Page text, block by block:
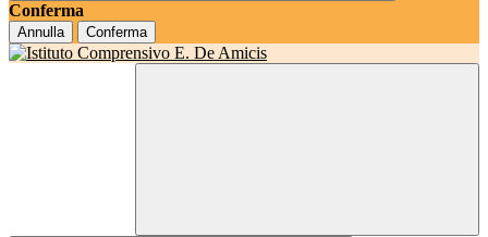
Conferma
Annulla Conferma